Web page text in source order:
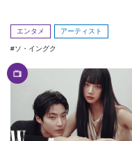
エンタメ アーティスト
ソ・イングク